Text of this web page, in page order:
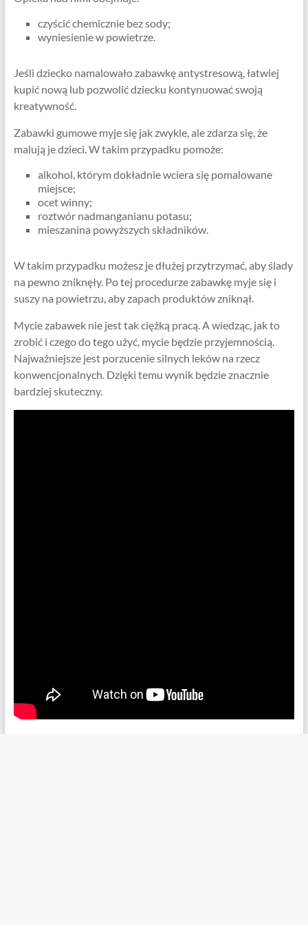
czyścić chemicznie bez sody;
wyniesienie w powietrze.
Jeśli dziecko namalowało zabawkę antystresową, łatwiej
kupić nową lub pozwolić dziecku kontynuować swoją
kreatywność.
Zabawki gumowe myje się jak zwykle, ale zdarza się, że
malują je dzieci. W takim przypadku pomoże:
alkohol, którym dokładnie wciera się pomalowane
miejsce;
ocet winny;
roztwór nadmanganianu potasu;
mieszanina powyższych składników.
W takim przypadku możesz je dłużej przytrzymać, aby ślady
na pewno zniknęły. Po tej procedurze zabawkę myje się i
suszy na powietrzu, aby zapach produktów zniknął.
Mycie zabawek nie jest tak ciężką pracą. A wiedząc, jak to
zrobić i czego do tego użyć, mycie będzie przyjemnością.
Najważniejsze jest porzucenie silnych leków na rzecz
konwencjonalnych. Dzięki temu wynik będzie znacznie
bardziej skuteczny.